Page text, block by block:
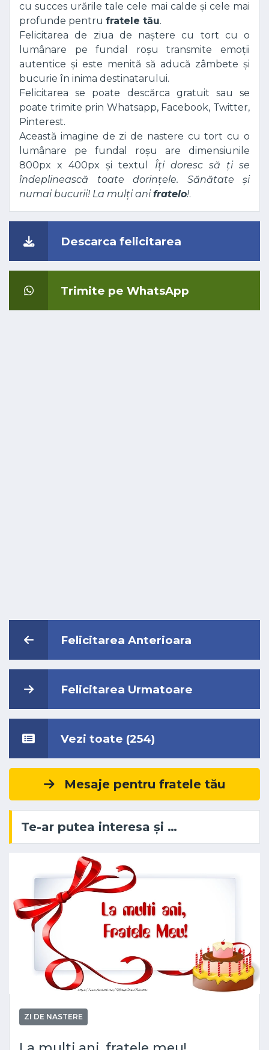
cu succes urările tale cele mai calde și cele mai
profunde pentru fratele tău.
Felicitarea de ziua de naștere cu tort cu o
lumânare pe fundal roșu transmite emoții
autentice și este menită să aducă zâmbete și
bucurie în inima destinatarului.
Felicitarea se poate descărca gratuit sau se
poate trimite prin Whatsapp, Facebook, Twitter,
Pinterest.
Această imagine de zi de nastere cu tort cu o
lumânare pe fundal roșu are dimensiunile
800px x 400px și textul Îți doresc să ți se
îndeplinească toate dorințele. Sănătate și
numai bucurii! La mulți anifratelo!.
Descarca felicitarea
Trimite pe WhatsApp
Felicitarea Anterioara
Felicitarea Urmatoare
Vezi toate (254)
Mesaje pentru fratele tău
Te-ar putea interesa și …
ZI DE NASTERE